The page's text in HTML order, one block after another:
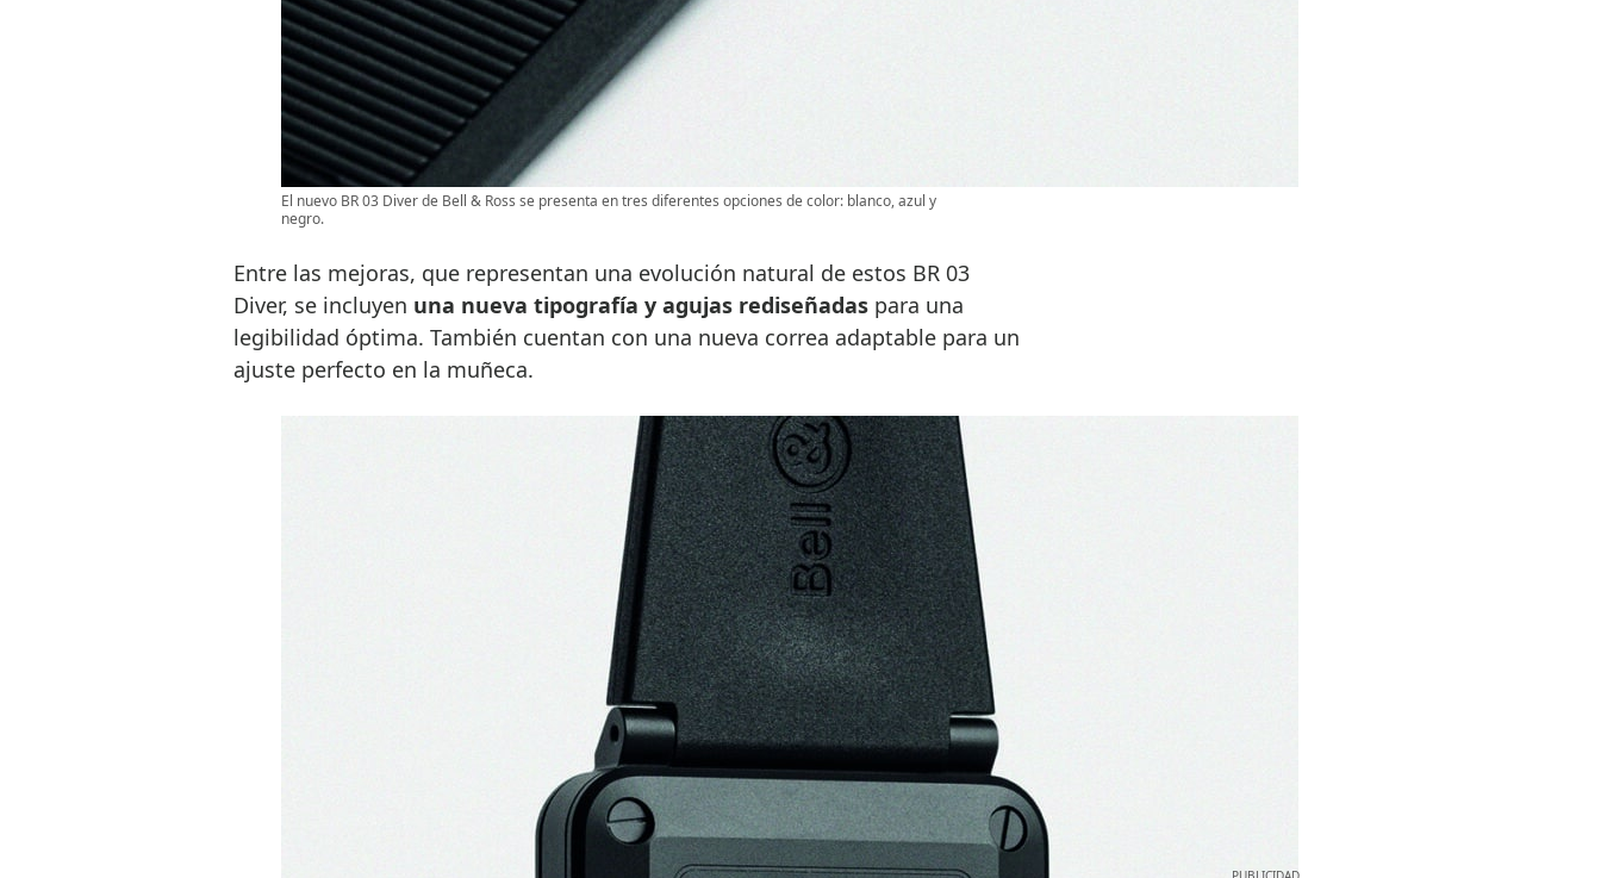
El nuevo BR 03 Diver de Bell & Ross se presenta en tres diferentes opciones de color: blanco, azul y
negro.
Entre las mejoras, que representan una evolución natural de estos BR 03
Diver, se incluyen una nueva tipografía y agujas rediseñadaspara una
legibilidad óptima. También cuentan con una nueva correa adaptable para un
ajuste perfecto en la muñeca.